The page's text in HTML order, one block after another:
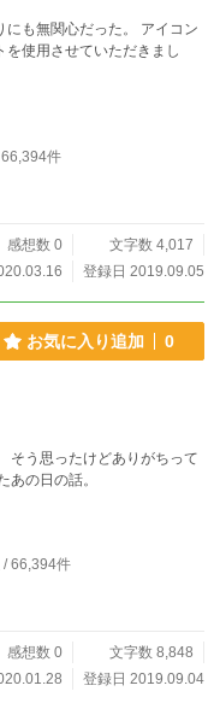
関心だった。 アイコン
使用させていただきまし
件
感想数 0
文字数 4,017
登録日 2019.09.05
お気に入り追加 0
そう思ったけどありがちって
あの日の話。
/ 66,394件
感想数 0
文字数 8,848
登録日 2019.09.04